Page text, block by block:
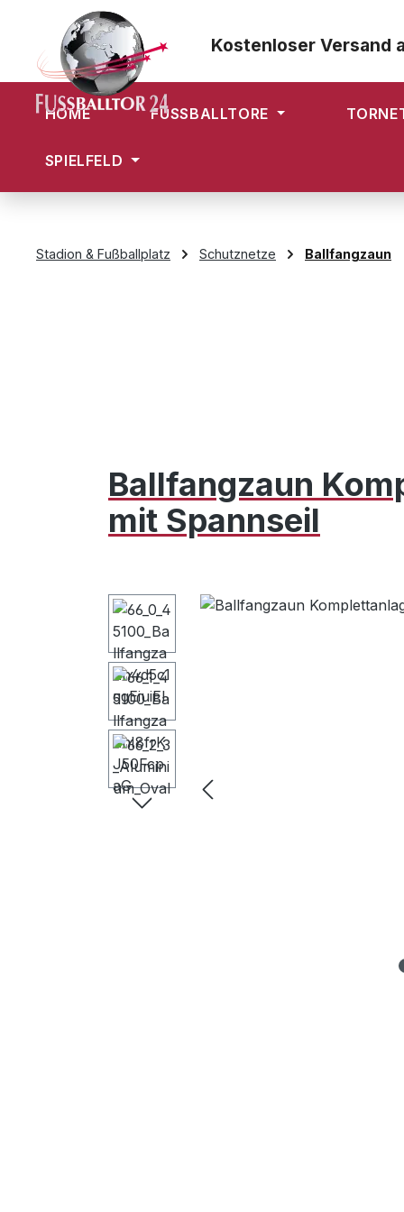
Hauptinhalt springen
Zur Suche springen
Zur Hauptnavigation springen
Kostenloser Versand
HOME FUSSBALLTORE
SPIELFELD
Stadion & Fußballplatz Schutznetze Ballfangzaun
Ballfangzaun
mit Spannseil
Bildergalerie überspringen